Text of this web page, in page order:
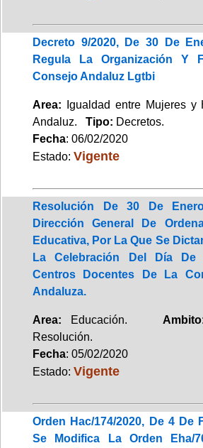
Decreto 9/2020, De 30 De
Regula La Organización Y
Consejo Andaluz Lgtbi
Area: Igualdad entre Mujeres
Andaluz. Tipo: Decretos.
Fecha: 06/02/2020
Estado: Vigente
Resolución De 30 De
Dirección General De
Educativa, Por La Que Se
La Celebración Del Día
Centros Docentes De La
Andaluza.
Area: Educación. Ambito
Resolución.
Fecha: 05/02/2020
Estado: Vigente
Orden Hac/174/2020, De 4 De
Se Modifica La Orden Eha/